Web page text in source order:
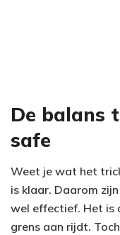
De balans
safe
Weet je wat het
is klaar. Daarom
wel effectief. Het is
grens aan rijdt.